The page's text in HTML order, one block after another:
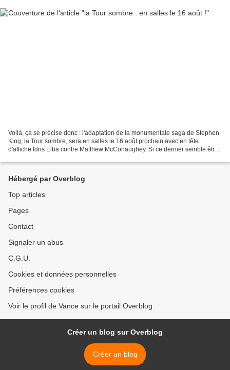
Voilà, ça se précise donc : l'adaptation de la monumentale saga de Stephen
King, la Tour sombre, sera en salles le 16 août prochain avec en tête
d'affiche Idris Elba contre Matthew McConaughey. Si ce dernier semble être
Hébergé par Overblog
Top articles
Pages
Contact
Signaler un abus
C.G.U.
Cookies et données personnelles
Préférences cookies
Voir le profil de Vance sur le portail Overblog
Créer un blog sur Overblog
Créer un blog